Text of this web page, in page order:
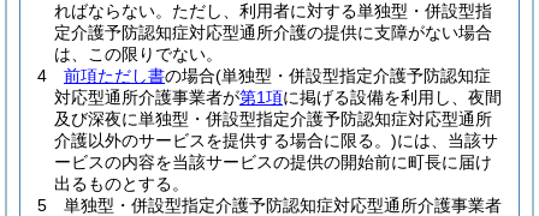
ればならない。 ただし、利用者に対する単独型・併設型指
定介護予防認知症対応型通所介護の提供に支障がない場合
は、この限りでない。
4
前項ただし書の場合(単独型・併設型指定介護予防認知症
対応型通所介護事業者が第1項に掲げる設備を利用し、夜間
及び深夜に単独型・併設型指定介護予防認知症対応型通所
介護以外のサービスを提供する場合に限る。)には、当該サ
ービスの内容を当該サービスの提供の開始前に町長に届け
出るものとする。
5
単独型・併設型指定介護予防認知症対応型通所介護事業者